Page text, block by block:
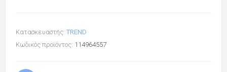
Κατασκευαστής: TREND
Κωδικός προϊόντος: 114964557